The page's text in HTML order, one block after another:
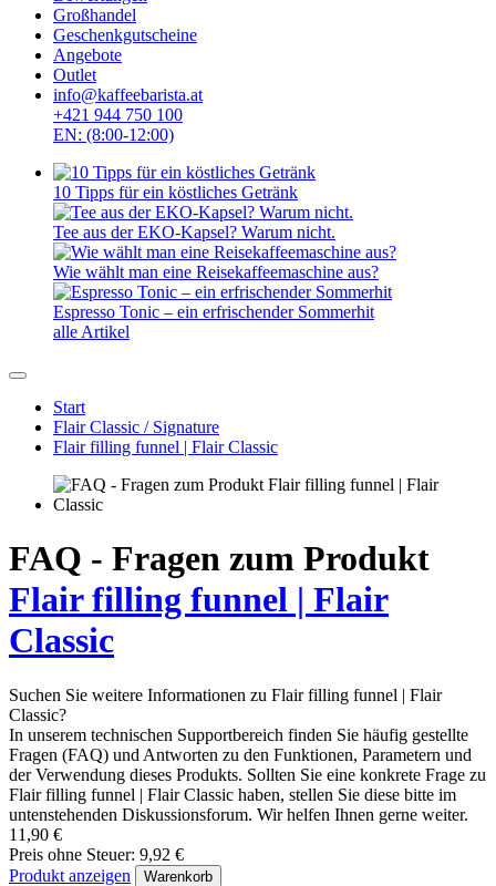
Großhandel
Geschenkgutscheine
Angebote
Outlet
info@kaffeebarista.at
+421 944 750 100
EN: (8:00-12:00)
10 Tipps für ein köstliches Getränk
Tee aus der EKO-Kapsel? Warum nicht.
Wie wählt man eine Reisekaffeemaschine aus?
Espresso Tonic – ein erfrischender Sommerhit
alle Artikel
Start
Flair Classic / Signature
Flair filling funnel | Flair Classic
FAQ - Fragen zum Produkt
Flair filling funnel | Flair
Classic
Suchen Sie weitere Informationen zu Flair filling funnel | Flair
Classic?
In unserem technischen Supportbereich finden Sie häufig gestellte
Fragen (FAQ) und Antworten zu den Funktionen, Parametern und
der Verwendung dieses Produkts. Sollten Sie eine konkrete Frage zu
Flair filling funnel | Flair Classic haben, stellen Sie diese bitte im
untenstehenden Diskussionsforum. Wir helfen Ihnen gerne weiter.
11,90 €
Preis ohne Steuer: 9,92 €
Produkt anzeigen
Warenkorb